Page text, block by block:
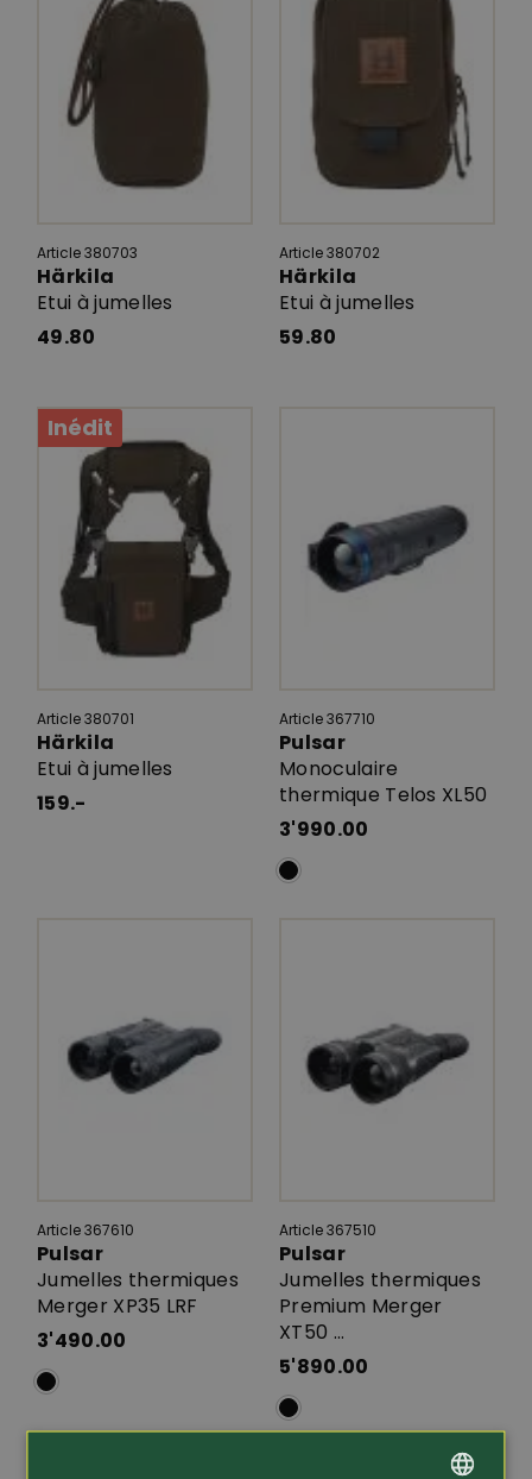
Article 380703
Härkila
Etui à jumelles
49.80
Article 380702
Härkila
Etui à jumelles
59.80
Inédit
Article 380701
Härkila
Etui à jumelles
159.-
Article 367710
Pulsar
Monoculaire
thermique Telos XL50
3'990.00
Article 367610
Pulsar
Jumelles thermiques
Merger XP35 LRF
3'490.00
Article 367510
Pulsar
Jumelles thermiques
Premium Merger
XT50 ...
5'890.00